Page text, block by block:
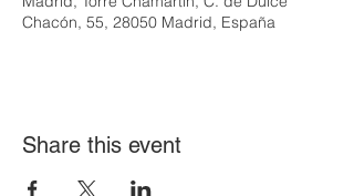
Chacón, 55, 28050 Madrid, España
Share this event